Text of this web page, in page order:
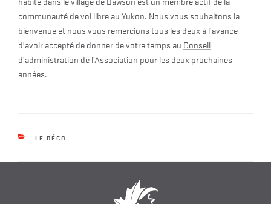
communauté de vol libre au Yukon. Nous vous souhaitons la
bienvenue et nous vous remercions tous les deux à l’avance
d’avoir accepté de donner de votre temps au Conseil
d’administration de l’Association pour les deux prochaines
années.
CATEGORIES
LE DÉCO